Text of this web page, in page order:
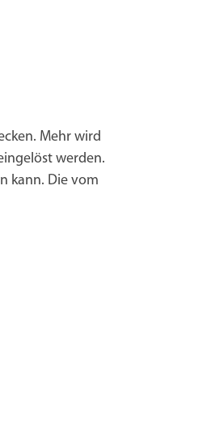
Mehr wird
werden.
kann. Die vom